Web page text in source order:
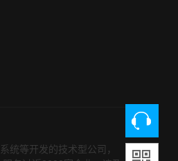
统等开发的技术型公司，